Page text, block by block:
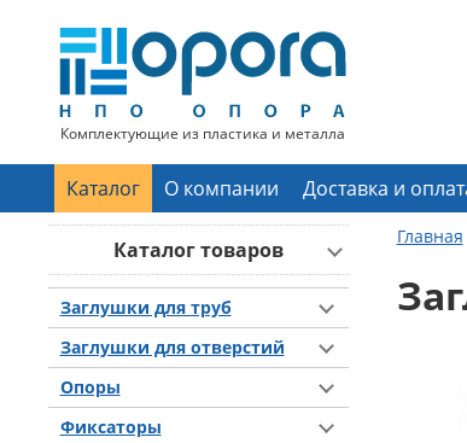
Комплектующие из пластика и металла
Каталог О компании Доставка и
Каталог товаров
Заглушки для труб
Заглушки для отверстий
Опоры
Фиксаторы
Главная